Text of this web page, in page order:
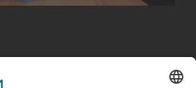
worauf ihr Lust